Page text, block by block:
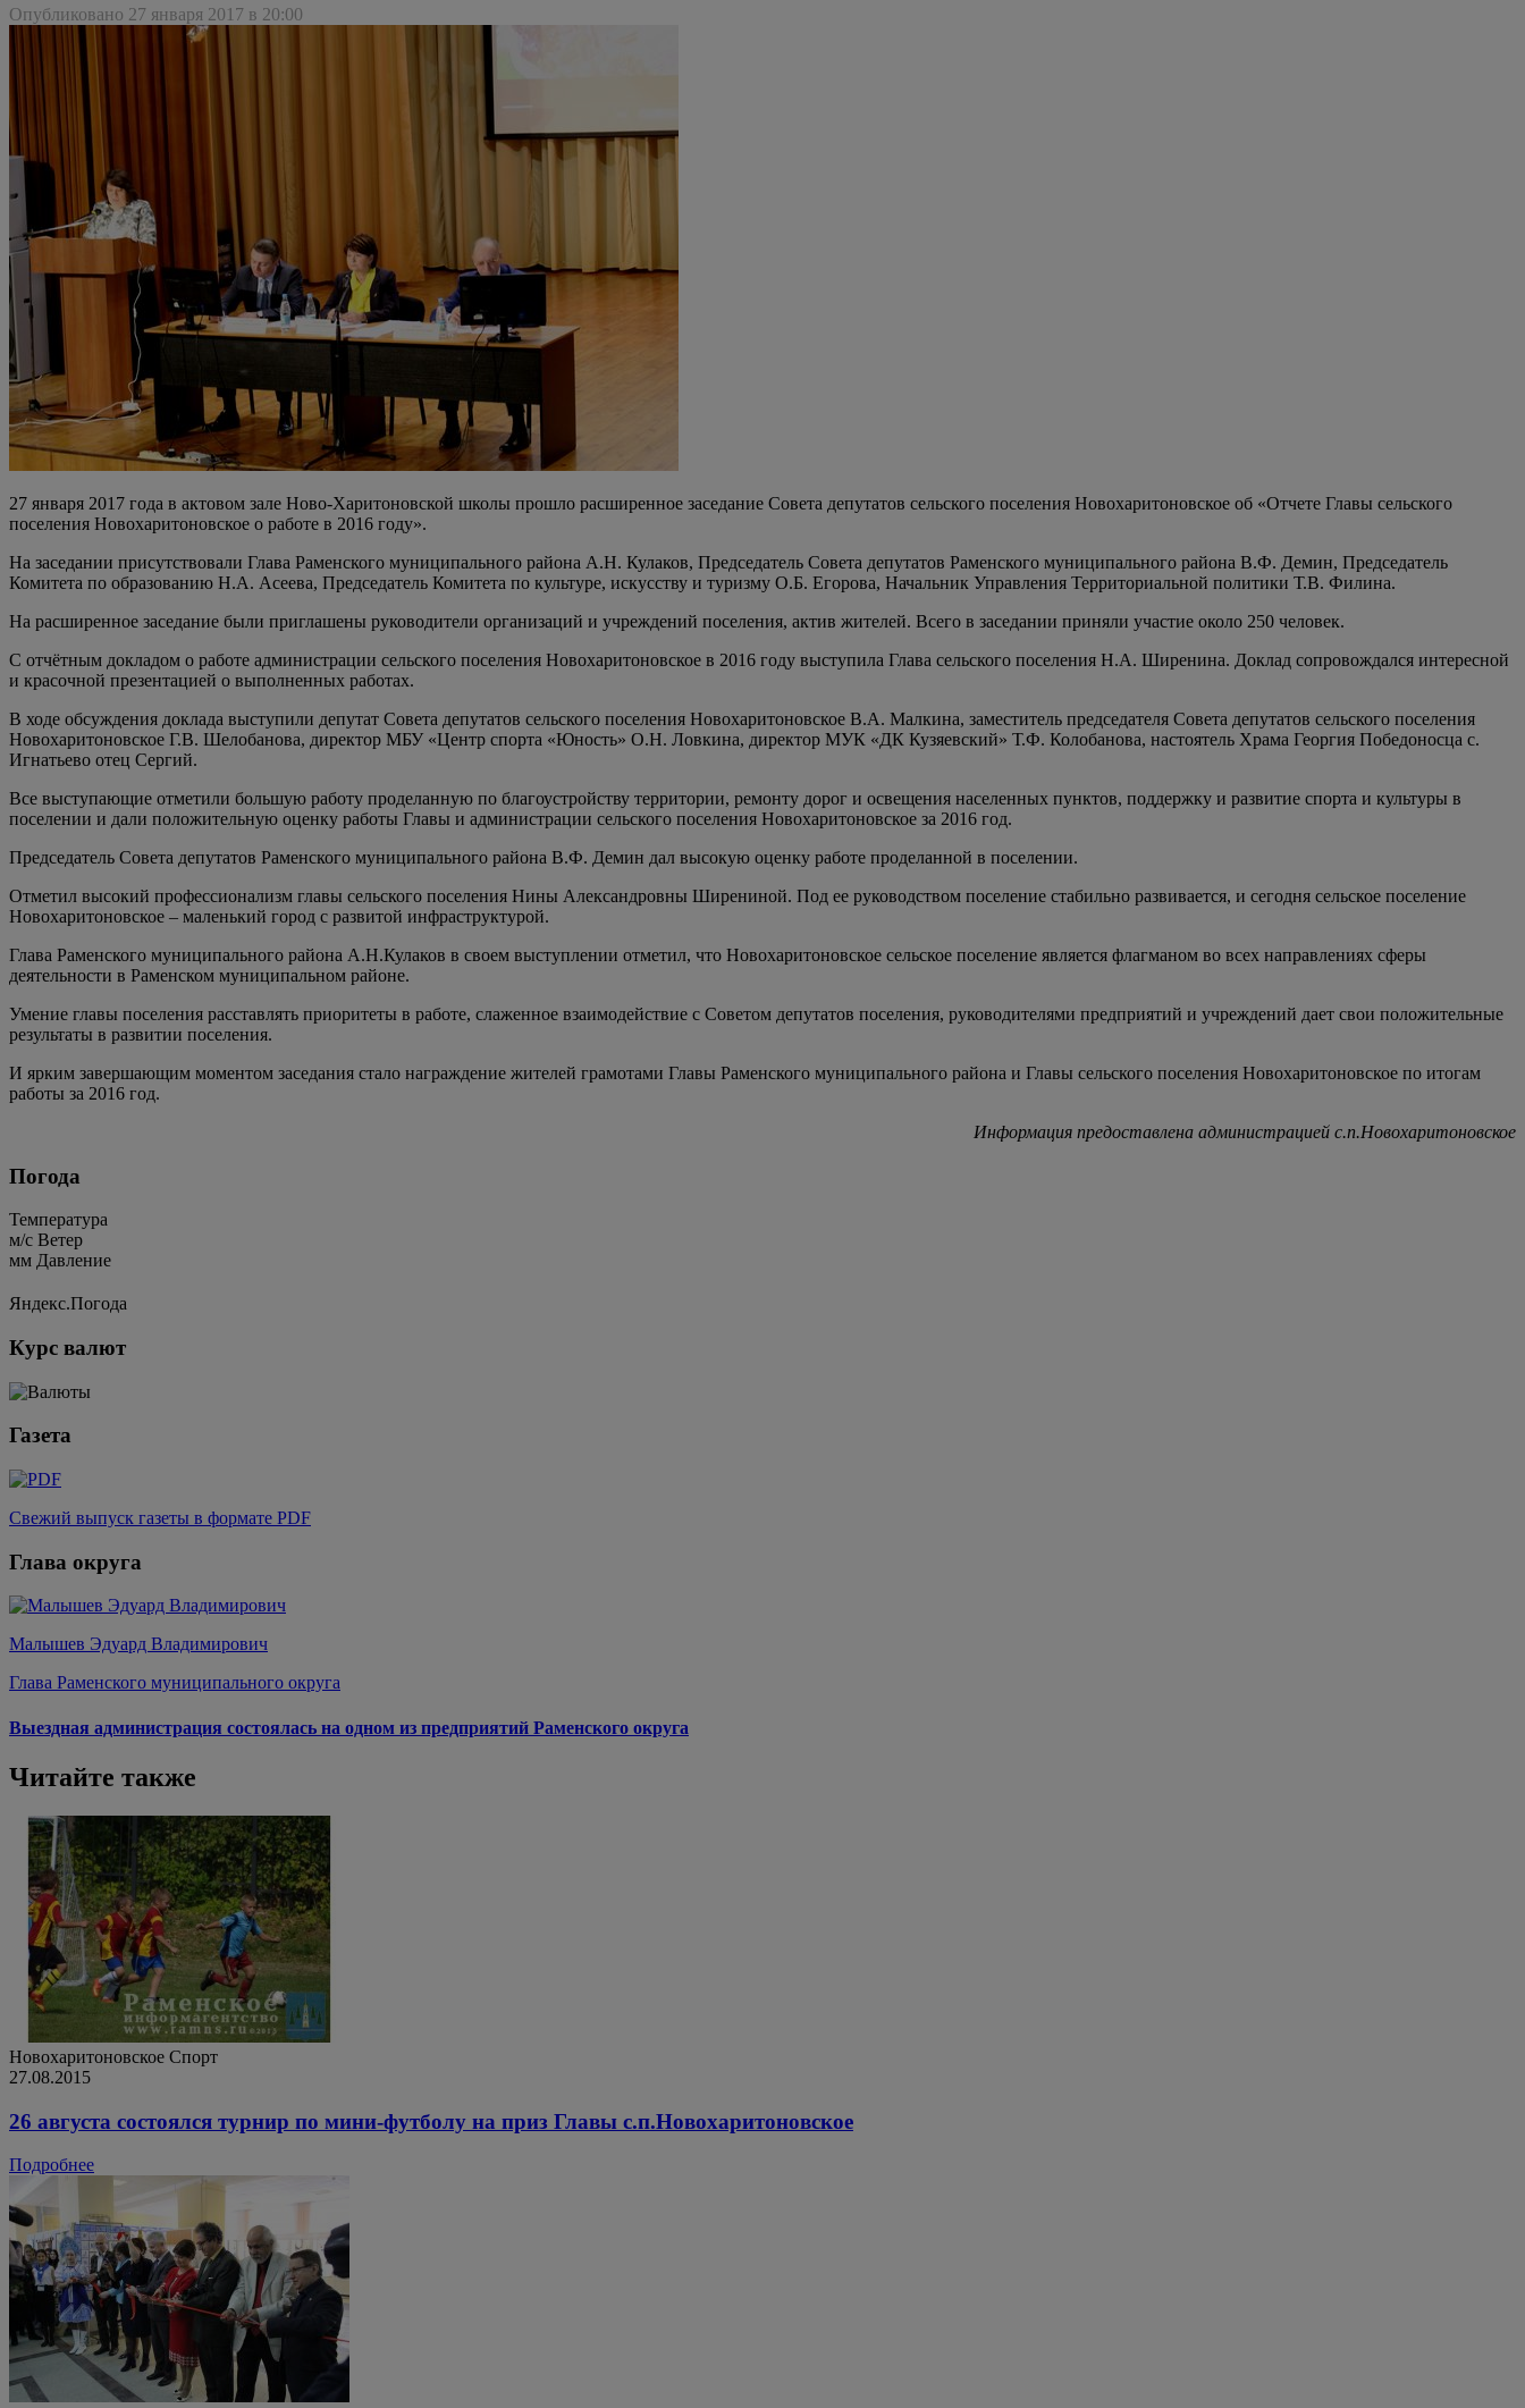
Опубликовано 27 января 2017 в 20:00
27 января 2017 года в актовом зале Ново-Харитоновской школы прошло расширенное заседание Совета депутатов сельского поселения Новохаритоновское об «Отчете Главы сельского
поселения Новохаритоновское о работе в 2016 году».
На заседании присутствовали Глава Раменского муниципального района А.Н. Кулаков, Председатель Совета депутатов Раменского муниципального района В.Ф. Демин, Председатель
Комитета по образованию Н.А. Асеева, Председатель Комитета по культуре, искусству и туризму О.Б. Егорова, Начальник Управления Территориальной политики Т.В. Филина.
На расширенное заседание были приглашены руководители организаций и учреждений поселения, актив жителей. Всего в заседании приняли участие около 250 человек.
С отчётным докладом о работе администрации сельского поселения Новохаритоновское в 2016 году выступила Глава сельского поселения Н.А. Ширенина. Доклад сопровождался интересной
и красочной презентацией о выполненных работах.
В ходе обсуждения доклада выступили депутат Совета депутатов сельского поселения Новохаритоновское В.А. Малкина, заместитель председателя Совета депутатов сельского поселения
Новохаритоновское Г.В. Шелобанова, директор МБУ «Центр спорта «Юность» О.Н. Ловкина, директор МУК «ДК Кузяевский» Т.Ф. Колобанова, настоятель Храма Георгия Победоносца с.
Игнатьево отец Сергий.
Все выступающие отметили большую работу проделанную по благоустройству территории, ремонту дорог и освещения населенных пунктов, поддержку и развитие спорта и культуры в
поселении и дали положительную оценку работы Главы и администрации сельского поселения Новохаритоновское за 2016 год.
Председатель Совета депутатов Раменского муниципального района В.Ф. Демин дал высокую оценку работе проделанной в поселении.
Отметил высокий профессионализм главы сельского поселения Нины Александровны Ширениной. Под ее руководством поселение стабильно развивается, и сегодня сельское поселение
Новохаритоновское – маленький город с развитой инфраструктурой.
Глава Раменского муниципального района А.Н.Кулаков в своем выступлении отметил, что Новохаритоновское сельское поселение является флагманом во всех направлениях сферы
деятельности в Раменском муниципальном районе.
Умение главы поселения расставлять приоритеты в работе, слаженное взаимодействие с Советом депутатов поселения, руководителями предприятий и учреждений дает свои положительные
результаты в развитии поселения.
И ярким завершающим моментом заседания стало награждение жителей грамотами Главы Раменского муниципального района и Главы сельского поселения Новохаритоновское по итогам
работы за 2016 год.
Информация предоставлена администрацией с.п.Новохаритоновское
Погода
Температура
м/c Ветер
мм Давление
Яндекс.Погода
Курс валют
Газета
Свежий выпуск газеты в формате PDF
Глава округа
Малышев Эдуард Владимирович
Глава Раменского муниципального округа
Выездная администрация состоялась на одном из предприятий Раменского округа
Читайте также
Новохаритоновское Спорт
27.08.2015
26 августа состоялся турнир по мини-футболу на приз Главы с.п.Новохаритоновское
Подробнее